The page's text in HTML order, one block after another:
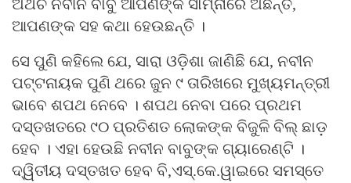
ଅଥଚ ନବୀନ ବାବୁ ଆପଣଙ୍କ ସାମ୍‍ନାରେ ଅଛନ୍ତି,
ଆପଣଙ୍କ ସହ କଥା ହେଉଛନ୍ତି ।
ସେ ପୁଣି କହିଲେ ଯେ, ସାରା ଓଡ଼ିଶା ଜାଣିଛି ଯେ, ନବୀନ
ପଟ୍ଟନାୟକ ପୁଣି ଥରେ ଜୁନ ୯ ତାରିଖରେ ମୁଖ୍ୟମନ୍ତ୍ରୀ
ଭାବେ ଶପଥ ନେବେ । ଶପଥ ନେବା ପରେ ପ୍ରଥମ
ଦସ୍ତଖତରେ ୯୦ ପ୍ରତିଶତ ଲୋକଙ୍କ ବିଜୁଳି ବିଲ୍‍ ଛାଡ଼
ହେବ । ଏହା ହେଉଛି ନବୀନ ବାବୁଙ୍କ ଗ୍ୟାରେଣ୍ଟି ।
ଦ୍ୱିତୀୟ ଦସ୍ତଖତ ହେବ ବି,ଏସ୍‍.କେ.ୱାଇରେ ସମସ୍ତେ